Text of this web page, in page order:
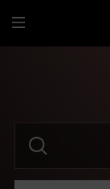
全
句
を